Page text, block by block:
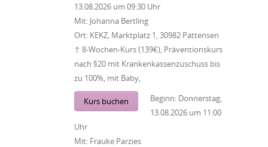
13.08.2026 um 09:30 Uhr
Mit: Johanna Bertling
Ort: KEKZ, Marktplatz 1, 30982 Pattensen
↑ 8-Wochen-Kurs (139€), Präventionskurs
nach §20 mit Krankenkassenzuschuss bis
zu 100%, mit Baby,
Kurs buchen Beginn: Donnerstag,
13.08.2026 um 11:00
Uhr
Mit: Frauke Parzies